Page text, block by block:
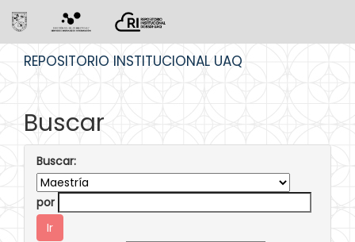
REPOSITORIO INSTITUCIONAL UAQ
Buscar
Buscar:
por